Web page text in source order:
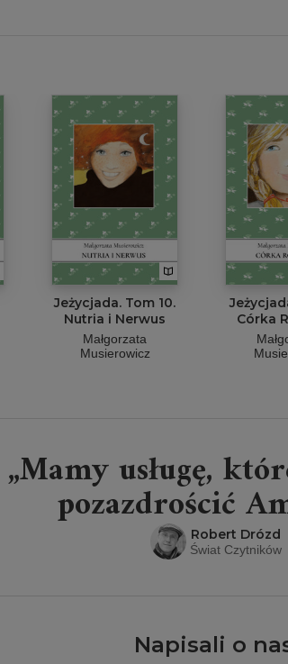
Jeżycjada. Tom 10.
Nutria i Nerwus
Małgorzata
Musierowicz
Córka
„Mamy usługę,
pozazdrościćRobert Drózd
Świat Czytników
Napisali o